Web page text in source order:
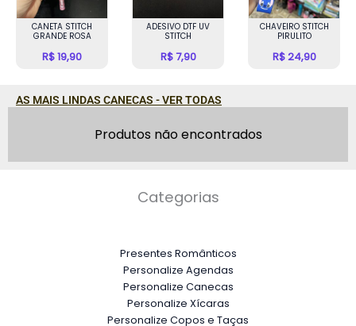
ADESIVO DTF UV
STITCH
R$7,90
CHAVEIRO STITCH
PIRULITO
R$24,90
PELÚCIA STITCH COM
PATINHO
R$219,90
Categorias
Presentes Românticos
Personalize Agendas
Personalize Canecas
Personalize Xícaras